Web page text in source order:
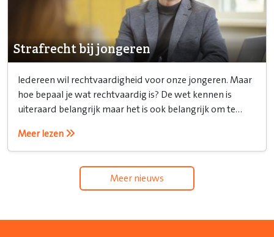
Strafrecht bij jongeren
Iedereen wil rechtvaardigheid voor onze jongeren. Maar
hoe bepaal je wat rechtvaardig is? De wet kennen is
uiteraard belangrijk maar het is ook belangrijk om te
Meer lezen
Meer nieuws